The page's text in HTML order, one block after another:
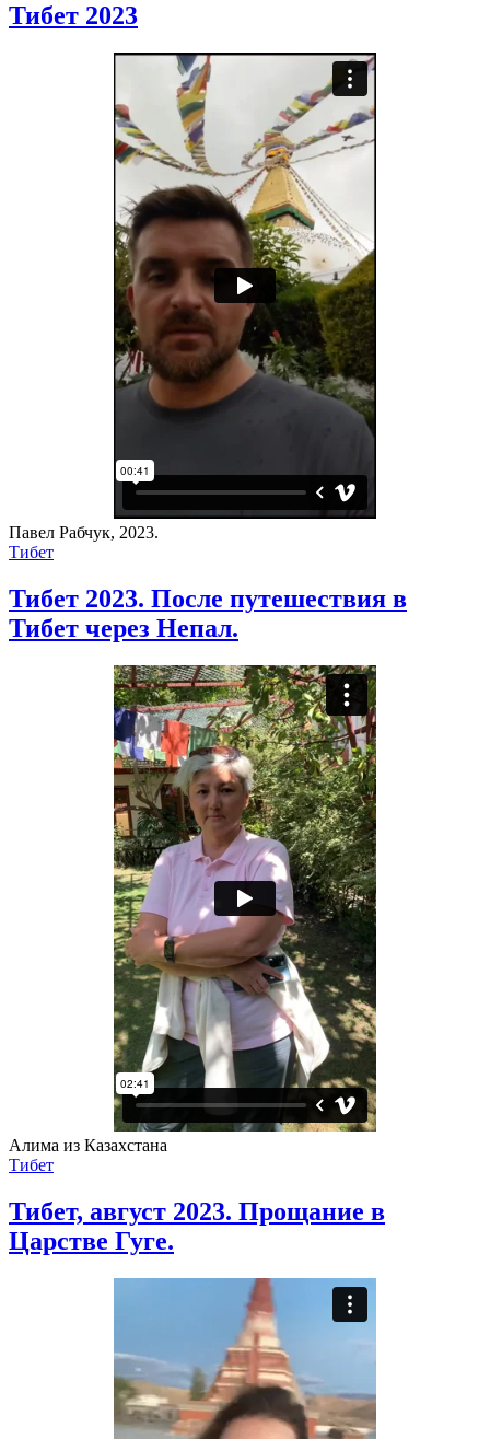
Тибет 2023
Павел Рабчук, 2023.
Тибет
Тибет 2023. После путешествия в
Тибет через Непал.
Алима из Казахстана
Тибет
Тибет, август 2023. Прощание в
Царстве Гуге.